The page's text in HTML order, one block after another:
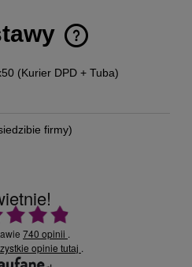
kosztów płatności
(Kurier DPD + Tuba)
firmy)
4.9 na 5
740 opinii .
opinie tutaj .